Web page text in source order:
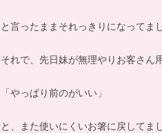
と言ったままそれっきりになってまし
それで、先日妹が無理やりお客さん
「やっぱり前のがいい」
と、また使いにくいお箸に戻してまし